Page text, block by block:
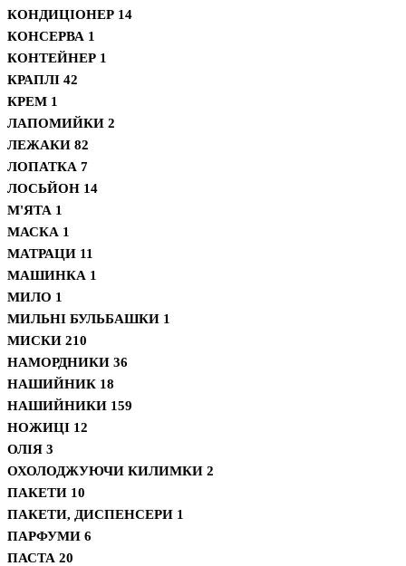
КОНДИЦІОНЕР 14
КОНСЕРВА 1
КОНТЕЙНЕР 1
КРАПЛІ 42
КРЕМ 1
ЛАПОМИЙКИ 2
ЛЕЖАКИ 82
ЛОПАТКА 7
ЛОСЬЙОН 14
М'ЯТА 1
МАСКА 1
МАТРАЦИ 11
МАШИНКА 1
МИЛО 1
МИЛЬНІ БУЛЬБАШКИ 1
МИСКИ 210
НАМОРДНИКИ 36
НАШИЙНИК 18
НАШИЙНИКИ 159
НОЖИЦІ 12
ОЛІЯ 3
ОХОЛОДЖУЮЧИ КИЛИМКИ 2
ПАКЕТИ 10
ПАКЕТИ, ДИСПЕНСЕРИ 1
ПАРФУМИ 6
ПАСТА 20